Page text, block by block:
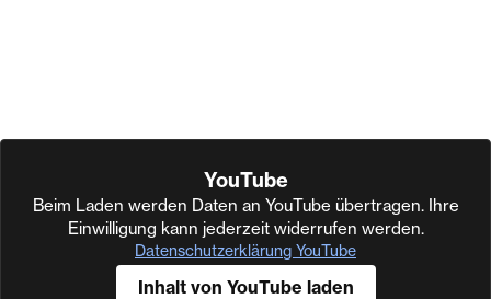
YouTube
Beim Laden werden Daten an YouTube übertragen. Ihre
Einwilligung kann jederzeit widerrufen werden.
Datenschutzerklärung YouTube
Inhalt von YouTube laden